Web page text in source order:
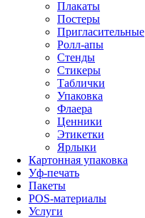
Плакаты
Постеры
Пригласительные
Ролл-апы
Стенды
Стикеры
Таблички
Упаковка
Флаера
Ценники
Этикетки
Ярлыки
Картонная упаковка
Уф-печать
Пакеты
POS-материалы
Услуги